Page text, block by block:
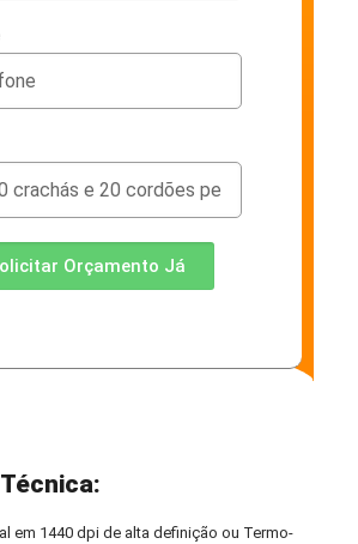
Orçamento Já
em 1440 dpi de alta definição ou Termo-